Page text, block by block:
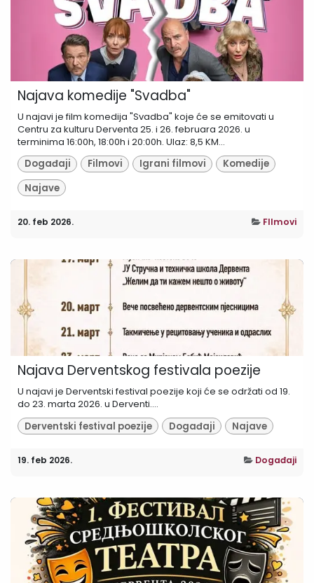
Najava komedije "Svadba"
U najavi je film komedija "Svadba" koje će se emitovati u
Centru za kulturu Derventa 25. i 26. februara 2026. u
terminima 16:00h, 18:00h i 20:00h. Ulaz: 8,5 KM...
Događaji
Filmovi Igrani filmovi
Komedije
Najave
20. feb 2026. FIlmovi
Najava Derventskog festivala poezije
U najavi je Derventski festival poezije koji će se održati od 19.
do 23. marta 2026. u Derventi....
Derventski festival poezije
Događaji Najave
19. feb 2026. Događaji